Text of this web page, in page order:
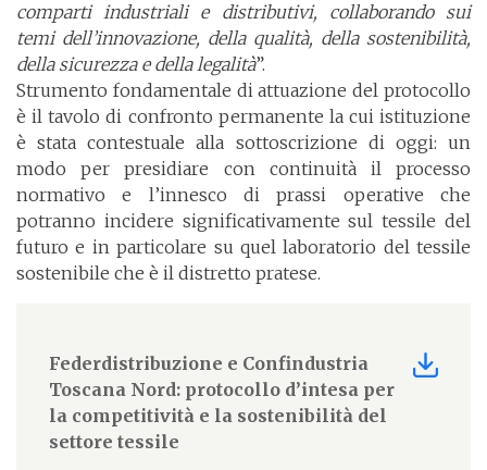
comparti industriali e distributivi, collaborando sui
temi dell’innovazione, della qualità, della sostenibilità,
della sicurezza e della legalità”.
Strumento fondamentale di attuazione del protocollo
è il tavolo di confronto permanente la cui istituzione
è stata contestuale alla sottoscrizione di oggi: un
modo per presidiare con continuità il processo
normativo e l’innesco di prassi operative che
potranno incidere significativamente sul tessile del
futuro e in particolare su quel laboratorio del tessile
sostenibile che è il distretto pratese.
Federdistribuzione e Confindustria
Toscana Nord: protocollo d’intesa per
la competitività e la sostenibilità del
settore tessile